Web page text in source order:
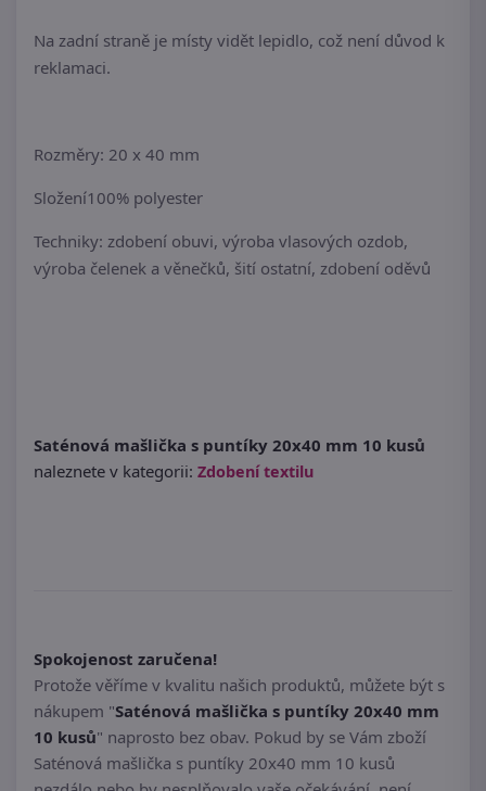
Na zadní straně je místy vidět lepidlo, což není důvod k
reklamaci.
Rozměry: 20 x 40 mm
Složení100% polyester
Techniky: zdobení obuvi, výroba vlasových ozdob,
výroba čelenek a věnečků, šití ostatní, zdobení oděvů
Saténová mašlička s puntíky 20x40 mm 10 kusů
naleznete v kategorii: Zdobení textilu
Spokojenost zaručena!
Protože věříme v kvalitu našich produktů, můžete být s
nákupem "Saténová mašlička s puntíky 20x40 mm
10 kusů" naprosto bez obav. Pokud by se Vám zboží
Saténová mašlička s puntíky 20x40 mm 10 kusů